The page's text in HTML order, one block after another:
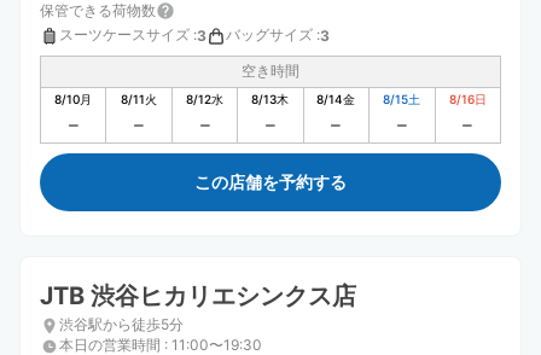
保管できる荷物数
スーツケースサイズ :3 バッグサイズ :3
空き時間
8/10月 8/11火 8/12水 8/13木 8/14金 8/15土 8/16日
この店舗を予約する
JTB 渋谷ヒカリエシンクス店
渋谷駅から徒歩5分
本日の営業時間 : 11:00〜19:30